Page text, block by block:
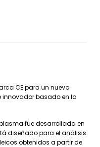
CE para un nuevo
basado en la
plasma fue desarrollada en
diseñado para el análisis
obtenidos a partir de